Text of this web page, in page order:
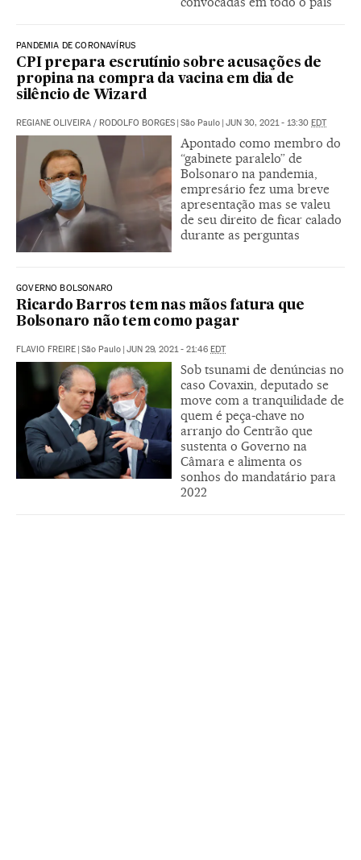
PANDEMIA DE CORONAVÍRUS
CPI prepara escrutínio sobre acusações de
propina na compra da vacina em dia de
silêncio de Wizard
REGIANE OLIVEIRA / RODOLFO BORGES São Paulo JUN 30, 2021 - 13:30 EDT
Apontado como membro do
“gabinete paralelo” de
Bolsonaro na pandemia,
empresário fez uma breve
apresentação mas se valeu
de seu direito de ficar calado
durante as perguntas
GOVERNO BOLSONARO
Ricardo Barros tem nas mãos fatura que
Bolsonaro não tem como pagar
FLAVIO FREIRE | São Paulo | JUN 29, 2021 - 21:46 EDT
Sob tsunami de denúncias no
caso Covaxin, deputado se
move com a tranquilidade de
quem é peça-chave no
arranjo do Centrão que
sustenta o Governo na
Câmara e alimenta os
sonhos do mandatário para
2022